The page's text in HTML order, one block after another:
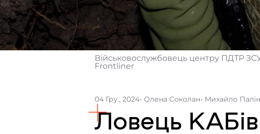
Військовослужбовець центру ПДТР
Frontliner
04 Гру., 2024- Олена Соколан- Михайло
Ловець